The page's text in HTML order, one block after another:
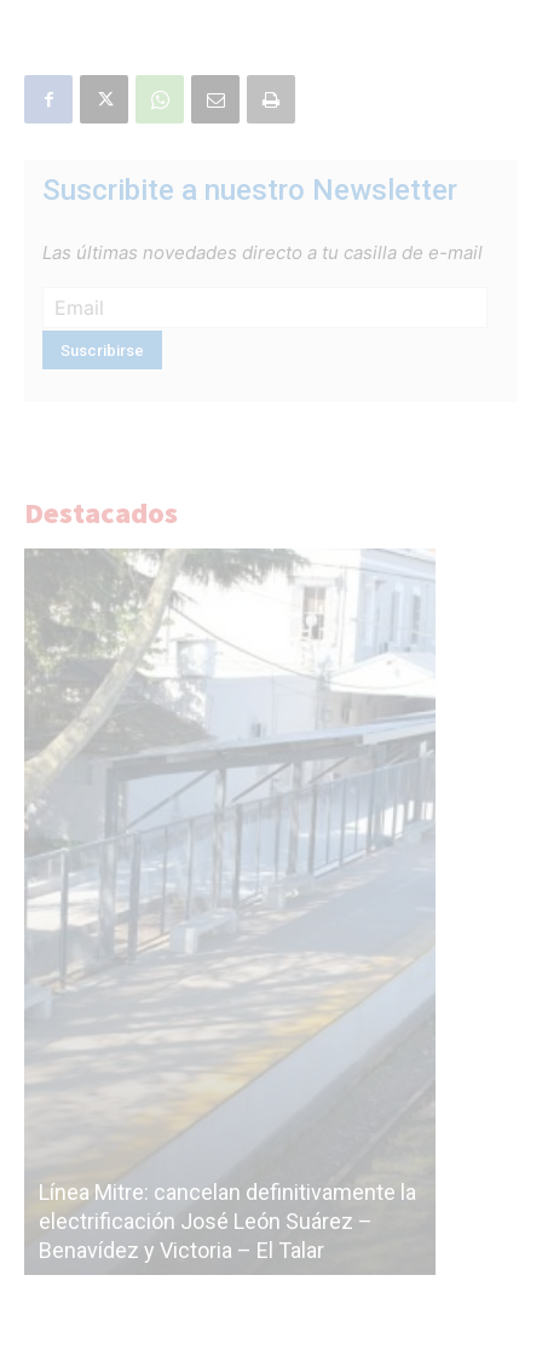
Suscribite a nuestro Newsletter
Las últimas novedades directo a tu casilla de e-mail
Destacados
cancelan definitivamente la
José León Suárez –
Victoria – El Talar
La Ciudad vuelve a
licitación de la línea F